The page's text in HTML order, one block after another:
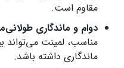
مقاوم است.
دوام و ماندگاری
ماندگاری داشته باشد.